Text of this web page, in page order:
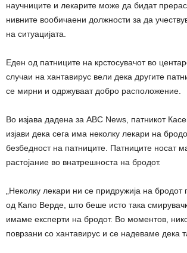
научниците и лекарите може да бидат
нивните вообичаени должности за да
на ситуацијата.
Еден од патниците на крстосувачот во
случаи на хантавирус вели дека другите
се мирни и одржуваат добро расположение.
Во изјава дадена за ABC News, патникот
изјави дека сега има неколку лекари на
безбедност на патниците. Патниците носат
растојание во внатрешноста на бродот.
„Неколку лекари ни се придружија на
од Капо Верде, што беше исто така
имаме експерти на бродот. Во моментов,
поврзани со хантавирус и се надеваме дека